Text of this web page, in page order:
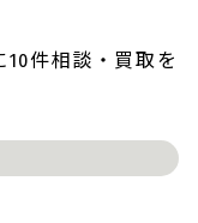
件相談・買取を